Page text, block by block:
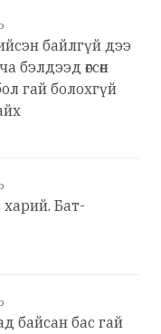
байлгүй дээ
бэлдээд өгсөн
гай болохгүй
харий. Бат-
байсан бас гай